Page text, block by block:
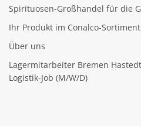
Spirituosen-Großhandel für die
Ihr Produkt im Conalco-Sortiment
Über uns
Lagermitarbeiter Bremen
Logistik-Job (M/W/D)